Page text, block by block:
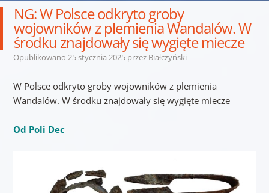
NG: W Polsce odkryto groby
wojowników z plemienia Wandalów. W
środku znajdowały się wygięte miecze
Opublikowano 25 stycznia 2025przez Białczyński
W Polsce odkryto groby wojowników z plemienia
Wandalów. W środku znajdowały się wygięte miecze
Od Poli Dec